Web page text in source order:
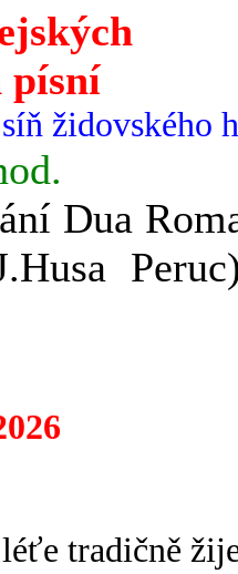
písní
židovského
Dua
tradičně